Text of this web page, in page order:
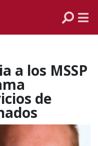
a los MSSP
de